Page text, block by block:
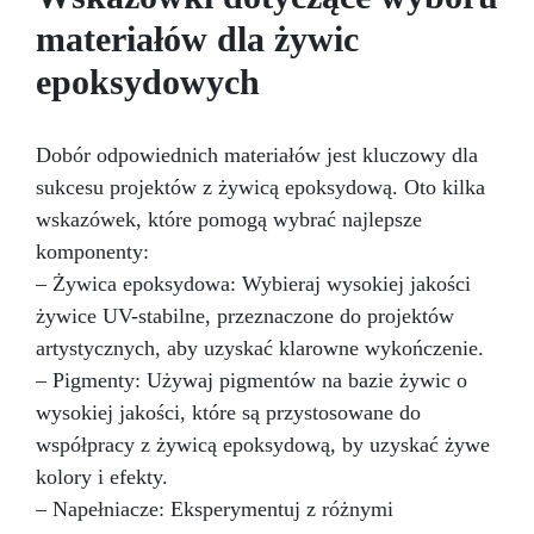
robocze w trwałe dzieła sztuki. Oprócz żywicy i
pigmentów, zestaw zawiera również specjalnie
wybrane narzędzia, które ułatwiają aplikację i
zapewniają gładkie i profesjonalne
aby zagwarantować końcowy wynik
przekraczający oczekiwania, oferując trwałą
powierzchnię o imponującym wrażeniu
wizualnym.
tworząc przytulną i stylową atmosferę.
Wysokiej jakości żywica epoksydowa nie tylko
doskonale imituje wygląd prawdziwego granitu,
ale również oferuje powierzchnię odporną na
wyjątkową trwałość na lata. Łatwy w instalacji i
wysoce odporny, ten zestaw nadaje się
zarówno do projektów DIY, jak i profesjonalnych
remontów. Dzięki połączeniu wyrafinowanej
estetyki z praktyczną funkcjonalnością, nasz
Zestaw Efektu Granitu Morze Bałtyckie w
kolorze brązowym na blat kuchenny z żywicy
epoksydowej to doskonały wybór, aby
przekształcić Twoją kuchnię w elegancką i
trwałą przestrzeń, gotową sprostać
codziennym wyzwaniom z wyrafinowanym
stylem.
materiałów dla żywic
epoksydowych
Dobór odpowiednich materiałów jest kluczowy dla
sukcesu projektów z żywicą epoksydową. Oto kilka
wskazówek, które pomogą wybrać najlepsze
komponenty:
– Żywica epoksydowa: Wybieraj wysokiej jakości
żywice UV-stabilne, przeznaczone do projektów
artystycznych, aby uzyskać klarowne wykończenie.
– Pigmenty: Używaj pigmentów na bazie żywic o
wysokiej jakości, które są przystosowane do
współpracy z żywicą epoksydową, by uzyskać żywe
kolory i efekty.
– Napełniacze: Eksperymentuj z różnymi